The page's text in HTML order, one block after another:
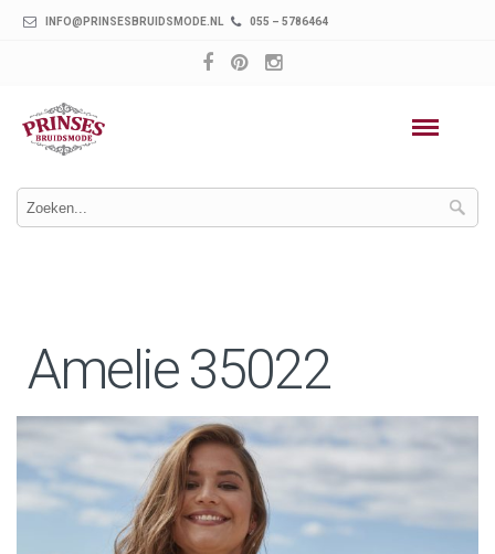
INFO@PRINSESBRUIDSMODE.NL 055 – 5786464
Amelie 35022